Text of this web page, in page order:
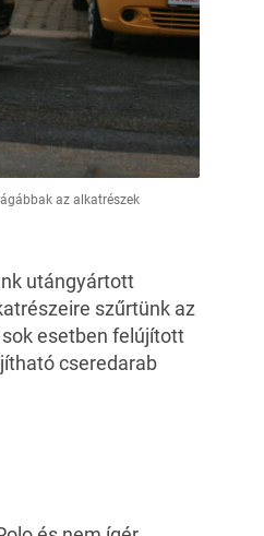
az alkatrészek
utángyártott
szűrtünk az
esetben felújított
cseredarab